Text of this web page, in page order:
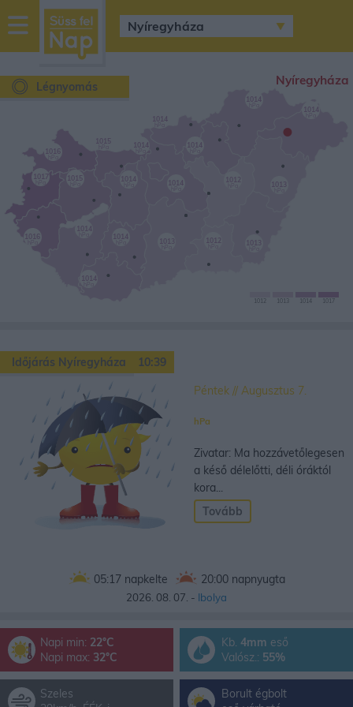
sussfelnap.hu
időjárás
Légnyomás
•
Nyíregyháza
1013
1014 1013
1014
1016
1014
1013
1014
1014
1014
1014
1012
1014
1014
1012
1017
1015 1014
1015
1016
1012 1013 1014 1017
Időjárás Nyíregyháza
10:39
Péntek // Augusztus 7.
hPa
Zivatar: Ma hozzávetőlegesen
a késő délelőtti, déli óráktól
kora...
Tovább
05:17 napkelte 20:00 napnyugta
2026. 08. 07. - Ibolya
Napi min: 22°C
Napi max: 32°C
Kb. 4mm eső
Valósz.: 55%
Szeles
Borult égbolt